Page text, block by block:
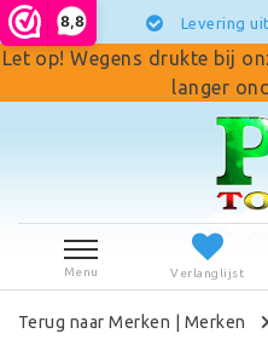
8,8 Levering
Let op! Wegens drukte bij
langer
Menu Verlanglijst
Terug naar Merken | Merken